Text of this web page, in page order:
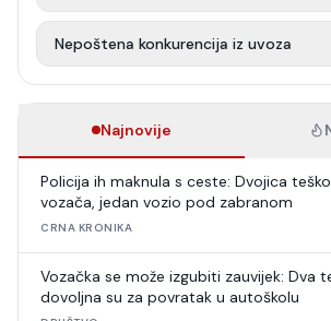
Nepoštena konkurencija iz uvoza
Najnovije
Policija ih maknula s ceste: Dvojica
vozača, jedan vozio pod zabranom
CRNA KRONIKA
Vozačka se može izgubiti zauvijek: Dva
dovoljna su za povratak u autoškolu